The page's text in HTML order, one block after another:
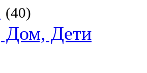
(40)
Дом, Дети